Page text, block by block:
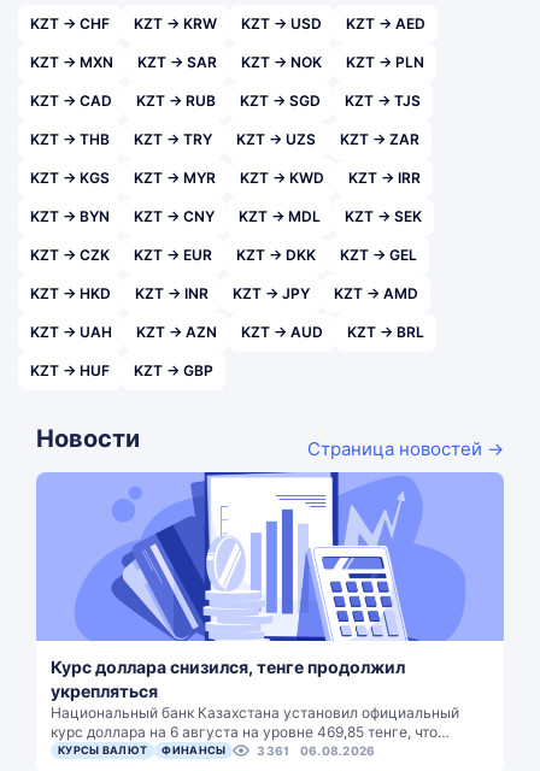
KZT → CHF KZT → KRW KZT → USD KZT → AED
KZT → MXN KZT → SAR KZT → NOK KZT → PLN
KZT → CAD KZT → RUB KZT → SGD KZT → TJS
KZT → THB KZT → TRY KZT → UZS KZT → ZAR
KZT → KGS KZT → MYR KZT → KWD KZT → IRR
KZT → BYN KZT → CNY KZT → MDL KZT → SEK
KZT → CZK KZT → EUR KZT → DKK KZT → GEL
KZT → HKD KZT → INR KZT → JPY KZT → AMD
KZT → UAH KZT → AZN KZT → AUD KZT → BRL
KZT → HUF KZT → GBP
Новости Страница новостей →
Курс доллара снизился, тенге продолжил
укрепляться
Национальный банк Казахстана установил официальный
курс доллара на 6 августа на уровне 469,85 тенге, что…
КУРСЫ ВАЛЮТ ФИНАНСЫ 3361 06.08.2026